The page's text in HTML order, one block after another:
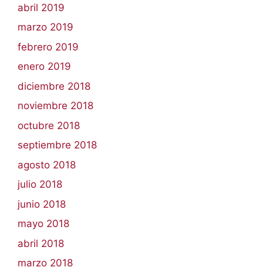
abril 2019
marzo 2019
febrero 2019
enero 2019
diciembre 2018
noviembre 2018
octubre 2018
septiembre 2018
agosto 2018
julio 2018
junio 2018
mayo 2018
abril 2018
marzo 2018